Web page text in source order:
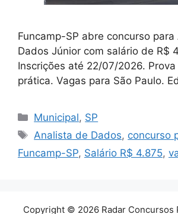
Funcamp-SP abre concurso
Dados Júnior com salário de R$
Inscrições até 22/07/2026.
prática. Vagas para São Paulo.
Categorias
Municipal, SP
Tags
Analista de Dados, concurso
Funcamp-SP, Salário R$ 4.875,
Copyright © 2026 Radar Concursos